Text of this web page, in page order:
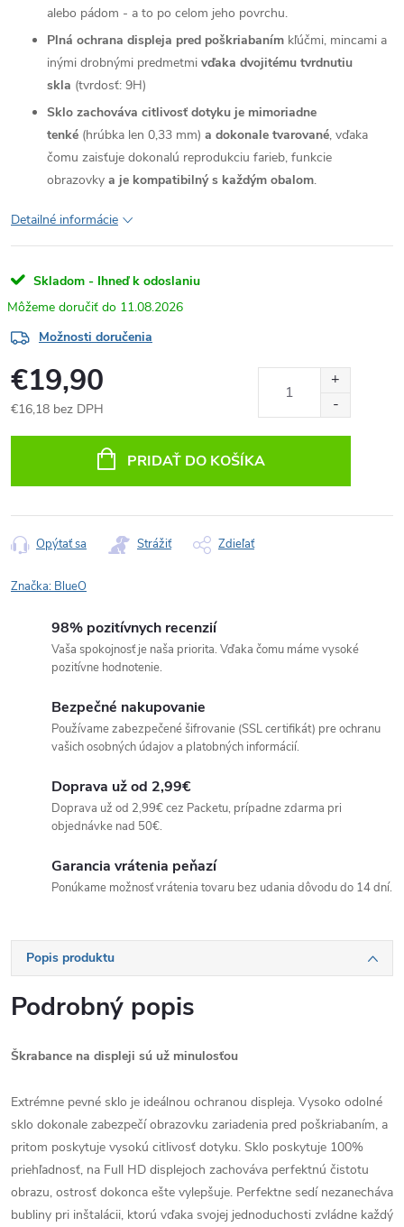
alebo pádom - a to po celom jeho povrchu.
Plná ochrana displeja pred poškriabaním kľúčmi, mincami a
inými drobnými predmetmi vďaka dvojitému tvrdnutiu
skla (tvrdosť: 9H)
Sklo zachováva citlivosť dotyku je mimoriadne
tenké (hrúbka len 0,33 mm) a dokonale tvarované, vďaka
čomu zaisťuje dokonalú reprodukciu farieb, funkcie
obrazovky a je kompatibilný s každým obalom.
Detailné informácie
Skladom - Ihneď k odoslaniu
11.08.2026
Možnosti doručenia
€19,90
€16,18 bez DPH
PRIDAŤ DO KOŠÍKA
Opýtať sa Strážiť Zdieľať
Značka: BlueO
98% pozitívnych recenzií
Vaša spokojnosť je naša priorita. Vďaka čomu máme vysoké
pozitívne hodnotenie.
Bezpečné nakupovanie
Používame zabezpečené šifrovanie (SSL certifikát) pre ochranu
vašich osobných údajov a platobných informácií.
Doprava už od 2,99€
Doprava už od 2,99€ cez Packetu, prípadne zdarma pri
objednávke nad 50€.
Garancia vrátenia peňazí
Ponúkame možnosť vrátenia tovaru bez udania dôvodu do 14 dní.
Popis produktu
Podrobný popis
Škrabance na displeji sú už minulosťou
Extrémne pevné sklo je ideálnou ochranou displeja. Vysoko odolné
sklo dokonale zabezpečí obrazovku zariadenia pred poškriabaním, a
pritom poskytuje vysokú citlivosť dotyku. Sklo poskytuje 100%
priehľadnosť, na Full HD displejoch zachováva perfektnú čistotu
obrazu, ostrosť dokonca ešte vylepšuje. Perfektne sedí nezanecháva
bubliny pri inštalácii, ktorú vďaka svojej jednoduchosti zvládne každý